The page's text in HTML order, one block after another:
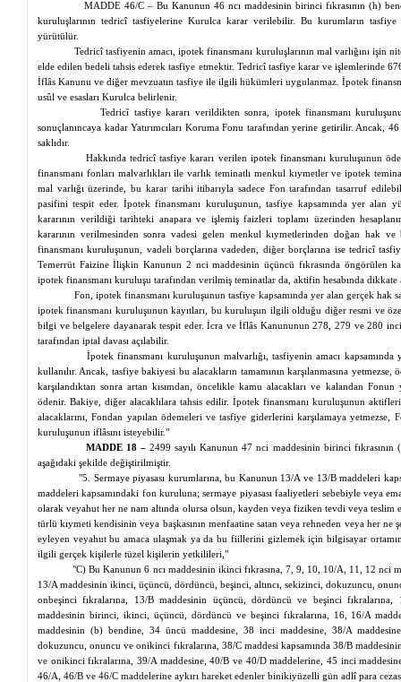
MADDE 46/C – Bu Kanunun 46 ncı maddesinin birinci fıkrasının (h)
kuruluşlarının tedricî tasfiyelerine Kurulca karar verilebilir. Bu kurumların tasfiye
yürütülür.
Tedricî tasfiyenin amacı, ipotek finansmanı kuruluşlarının mal varlığını işin
elde edilen bedeli tahsis ederek tasfiye etmektir. Tedricî tasfiye karar ve işlemlerinde
İflâs Kanunu ve diğer mevzuatın tasfiye ile ilgili hükümleri uygulanmaz. İpotek
usûl ve esasları Kurulca belirlenir.
Tedricî tasfiye kararı verildikten sonra, ipotek finansmanı
sonuçlanıncaya kadar Yatırımcıları Koruma Fonu tarafından yerine getirilir. Ancak,
saklıdır.
Hakkında tedricî tasfiye kararı verilen ipotek finansmanı kuruluşunun
finansmanı fonları malvarlıkları ile varlık teminatlı menkul kıymetler ve ipotek
mal varlığı üzerinde, bu karar tarihi itibarıyla sadece Fon tarafından tasarruf
pasifini tespit eder. İpotek finansmanı kuruluşunun, tasfiye kapsamında yer alan
kararının verildiği tarihteki anapara ve işlemiş faizleri toplamı üzerinden
kararının verilmesinden sonra vadesi gelen menkul kıymetlerinden doğan hak
finansmanı kuruluşunun, vadeli borçlarına vadeden, diğer borçlarına ise tedricî
Temerrüt Faizine İlişkin Kanunun 2 nci maddesinin üçüncü fıkrasında öngörülen
ipotek finansmanı kuruluşu tarafından verilmiş teminatlar da, aktifin hesabında dikkate
Fon, ipotek finansmanı kuruluşunun tasfiye kapsamında yer alan gerçek hak
ipotek finansmanı kuruluşunun kayıtları, bu kuruluşun ilgili olduğu diğer resmi ve
bilgi ve belgelere dayanarak tespit eder. İcra ve İflâs Kanununun 278, 279 ve 280
tarafından iptal davası açılabilir.
İpotek finansmanı kuruluşunun malvarlığı, tasfiyenin amacı
kullanılır. Ancak, tasfiye bakiyesi bu alacakların tamamının karşılanmasına yetmezse,
karşılandıktan sonra artan kısımdan, öncelikle kamu alacakları ve kalandan
ödenir. Bakiye, diğer alacaklılara tahsis edilir. İpotek finansmanı kuruluşunun
alacaklarını, Fondan yapılan ödemeleri ve tasfiye giderlerini karşılamaya
kuruluşunun iflâsını isteyebilir."
MADDE 18 –2499 sayılı Kanunun 47nci maddesinin birinci
aşağıdaki şekilde değiştirilmiştir.
"5. Sermaye piyasası kurumlarına, bu Kanunun 13/A ve 13/B maddeleri
maddeleri kapsamındaki fon kuruluna; sermaye piyasası faaliyetleri sebebiyle veya
olarak veyahut her ne nam altında olursa olsun, kayden veya fiziken tevdi veya teslim
türlü kıymeti kendisinin veya başkasının menfaatine satan veyarehneden veya her ne
eyleyen veyahut bu amaca ulaşmak yada bu fiillerini gizlemek için bilgisayar
ilgili gerçek kişilerle tüzel kişilerin yetkilileri,"
"C) Bu Kanunun 6 ncı maddesinin ikinci fıkrasına, 7, 9, 10, 10/A, 11, 12 nci
13/A maddesinin ikinci, üçüncü, dördüncü, beşinci, altıncı, sekizinci, dokuzuncu,
onbeşinci fıkralarına, 13/B maddesinin üçüncü, dördüncü ve beşinci
maddesinin birinci, ikinci, üçüncü, dördüncü ve beşinci fıkralarına, 16, 16/A
maddesinin (b) bendine, 34 üncü maddesine, 38 inci maddesine, 38/A
dokuzuncu, onuncu veonikinci fıkralarına, 38/C maddesi kapsamında 38/B
ve onikinci fıkralarına, 39/A maddesine, 40/B ve 40/D maddelerine, 45 inci
46/A, 46/B ve 46/C maddelerine aykırı hareket edenler binikiyüzelli gün adlî para